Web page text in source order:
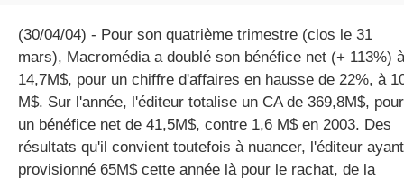
(30/04/04) - Pour son quatrième trimestre (clos le 31
mars), Macromédia a doublé son bénéfice net (+ 113%) à
14,7M$, pour un chiffre d'affaires en hausse de 22%, à
M$. Sur l'année, l'éditeur totalise un CA de 369,8M$, pour
un bénéfice net de 41,5M$, contre 1,6 M$ en 2003. Des
résultats qu'il convient toutefois à nuancer, l'éditeur ayant
provisionné 65M$ cette année là pour le rachat, de la